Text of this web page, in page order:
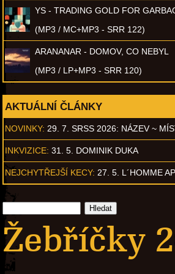
YS - TRADING GOLD FOR
(MP3 / MC+MP3 - SRR 122)
ARANANAR - DOMOV, CO NEBYL
(MP3 / LP+MP3 - SRR 120)
AKTUÁLNÍ ČLÁNKY
NOVINKY: 29. 7. SRSS 2026: NÁZEV ~
INKVIZICE: 31. 5. DOMINIK DUKA
NEJCHYTŘEJŠÍ KECY: 27. 5. L´HOMME
Žebříčky